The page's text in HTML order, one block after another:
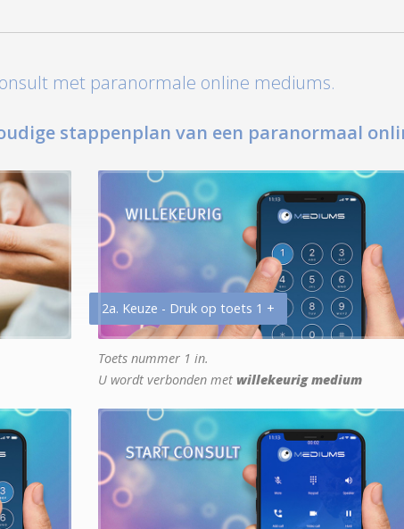
met paranormale online mediums.
stappenplan van een paranormaal
2a. Keuze - Druk op toets 1 +
Toets nummer 1 in.
U wordt verbonden met willekeurig medium